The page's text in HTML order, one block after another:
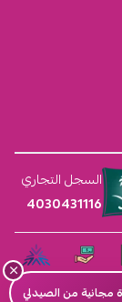
السجل التجاري
4030431116
×
مجانية من الصيدلي